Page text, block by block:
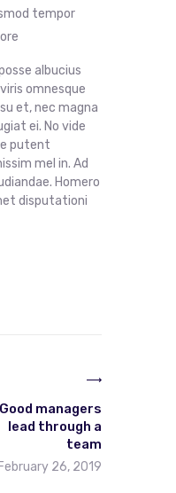
tempor
albucius
omnesque
et, nec magna
ei. No vide
putent
mel in. Ad
Homero
disputationi
Good managers
lead through a
team
February 26, 2019